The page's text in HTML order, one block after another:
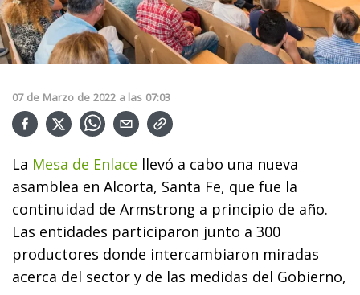
07 de Marzo de 2022 a las 07:03
La Mesa de Enlace llevó a cabo una nueva
asamblea en Alcorta, Santa Fe, que fue la
continuidad de Armstrong a principio de año.
Las entidades participaron junto a 300
productores donde intercambiaron miradas
acerca del sector y de las medidas del Gobierno,